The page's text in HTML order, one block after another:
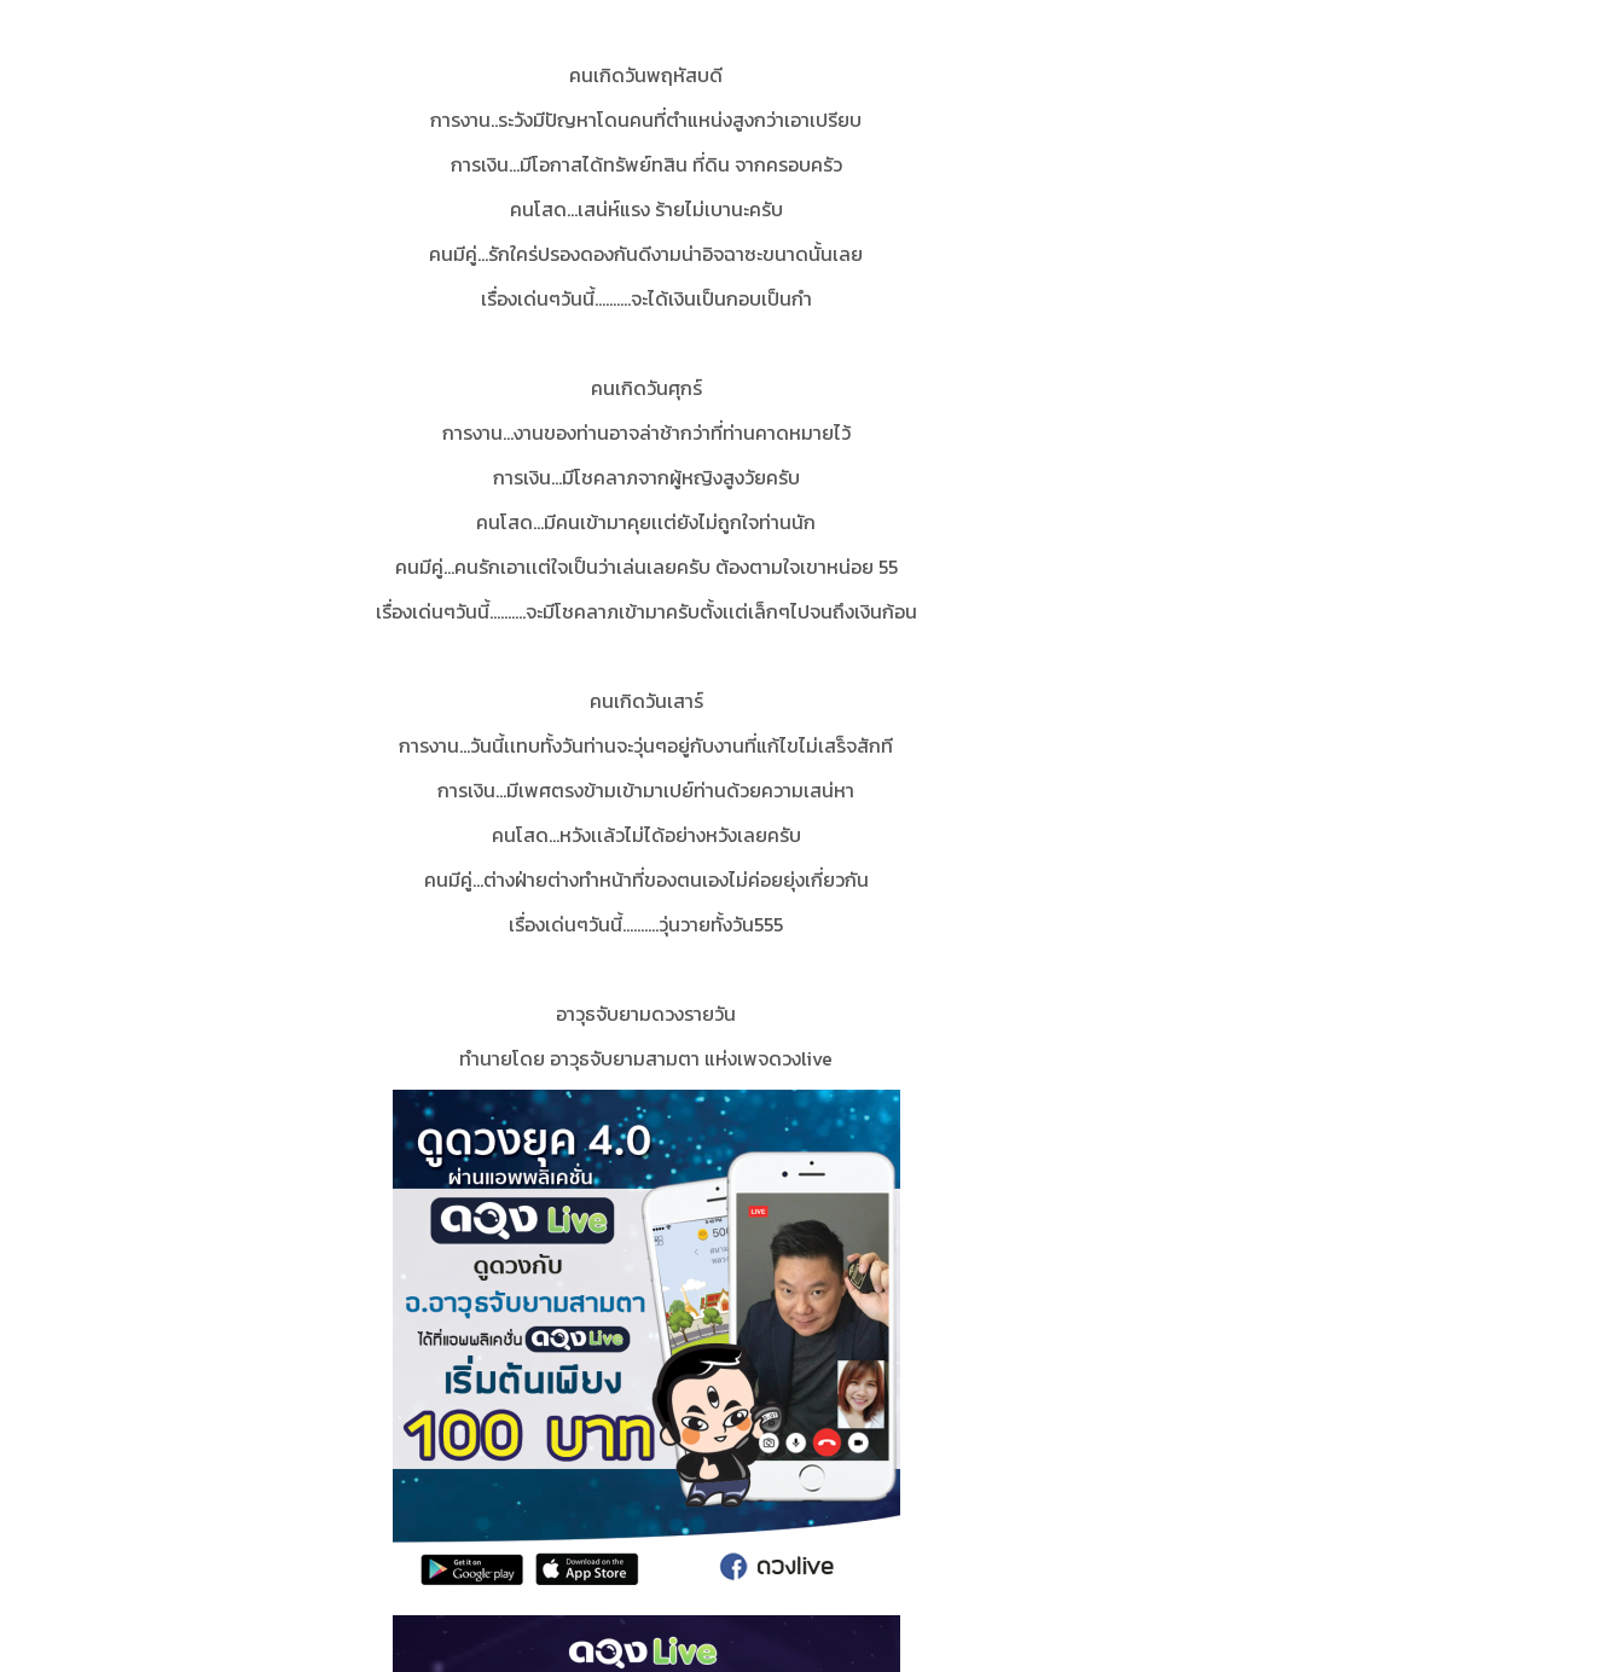
คนเกิดวันพฤหัสบดี
การงาน..ระวังมีปัญหาโดนคนที่ตำแหน่งสูงกว่าเอาเปรียบ
การเงิน…มีโอกาสได้ทรัพย์ทสิน ที่ดิน จากครอบครัว
คนโสด...เสน่ห์แรง ร้ายไม่เบานะครับ
คนมีคู่...รักใคร่ปรองดองกันดีงามน่าอิจฉาซะขนาดนั้นเลย
เรื่องเด่นๆวันนี้..........จะได้เงินเป็นกอบเป็นกำ
คนเกิดวันศุกร์
การงาน...งานของท่านอาจล่าช้ากว่าที่ท่านคาดหมายไว้
การเงิน…มีโชคลาภจากผู้หญิงสูงวัยครับ
คนโสด…มีคนเข้ามาคุยเเต่ยังไม่ถูกใจท่านนัก
คนมีคู่...คนรักเอาเเต่ใจเป็นว่าเล่นเลยครับ ต้องตามใจเขาหน่อย 55
เรื่องเด่นๆวันนี้..........จะมีโชคลาภเข้ามาครับตั้งเเต่เล็กๆไปจนถึงเงินก้อน
คนเกิดวันเสาร์
การงาน...วันนี้เเทบทั้งวันท่านจะวุ่นๆอยู่กับงานที่แก้ไขไม่เสร็จสักที
การเงิน…มีเพศตรงข้ามเข้ามาเปย์ท่านด้วยความเสน่หา
คนโสด…หวังเเล้วไม่ได้อย่างหวังเลยครับ
คนมีคู่…ต่างฝ่ายต่างทำหน้าที่ของตนเองไม่ค่อยยุ่งเกี่ยวกัน
เรื่องเด่นๆวันนี้..........วุ่นวายทั้งวัน555
อาวุธจับยามดวงรายวัน
ทำนายโดย อาวุธจับยามสามตา แห่งเพจดวงlive